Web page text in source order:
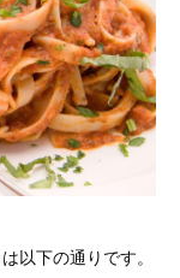
以下の通りです。